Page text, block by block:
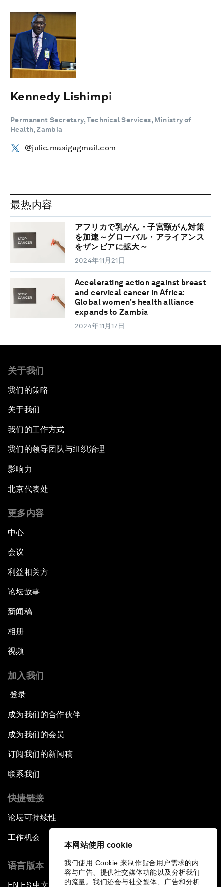
本网站使用 cookie
我们使用 Cookie 来制作贴合用户需求的内
容与广告、提供社交媒体功能以及分析我们
的流量。我们还会与社交媒体、广告和分析
Kennedy Lishimpi
Permanent Secretary, Technical Services, Ministry of
Health, Zambia
@julie.masigagmail.com
最热内容
アフリカで乳がん・子宮頸がん対策
を加速～グローバル・アライアンス
をザンビアに拡大～
2024年11月21日
Accelerating action against breast
and cervical cancer in Africa:
Global women's health alliance
expands to Zambia
2024年11月17日
关于我们
我们的策略
关于我们
我们的工作方式
我们的领导团队与组织治理
影响力
北京代表处
更多内容
中心
会议
利益相关方
论坛故事
新闻稿
相册
视频
加入我们
登录
成为我们的合作伙伴
成为我们的会员
订阅我们的新闻稿
联系我们
快捷链接
论坛可持续性
工作机会
语言版本
EN ▪ ES▪中文▪ 日本語